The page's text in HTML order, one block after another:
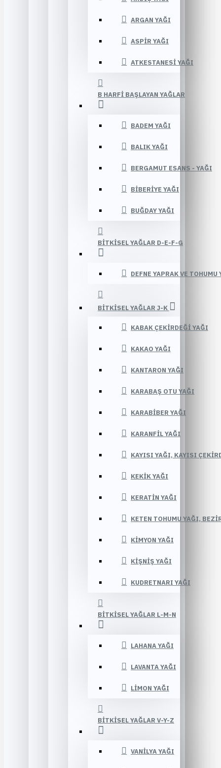
ARGAN YAĞI
ASPIR YAĞI
ATKESTANESI YAĞI
B HARFI BAŞLAYAN YAĞLAR
BADEM YAĞI
BALIK YAĞI
BERGAMUT ESANS - YAĞI
BIBERIYE YAĞI
BUĞDAY YAĞI
BITKISEL YAĞLAR D-E-F-G
DEFNE YAPRAK VE TOHUMU
BITKISEL YAĞLAR J-K
KABAK ÇEKIRDEĞI YAĞI
KAKAO YAĞI
KANTARON YAĞI
KARABAŞ OTU YAĞI
KARABIBER YAĞI
KARANFIL YAĞI
KAYISI YAĞI, KAYISI
KEKIK YAĞI
KERATIN YAĞI
KETEN TOHUMU YAĞI,
KIMYON YAĞI
KIŞNIŞ YAĞI
KUDRETNARI YAĞI
BITKISEL YAĞLAR L-M-N
LAHANA YAĞI
LAVANTA YAĞI
LIMON YAĞI
BITKISEL YAĞLAR V-Y-Z
VANILYA YAĞI